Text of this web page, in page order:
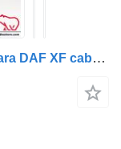
Far dreapta 1939778 faro delantero para DAF XF cabeza tractora